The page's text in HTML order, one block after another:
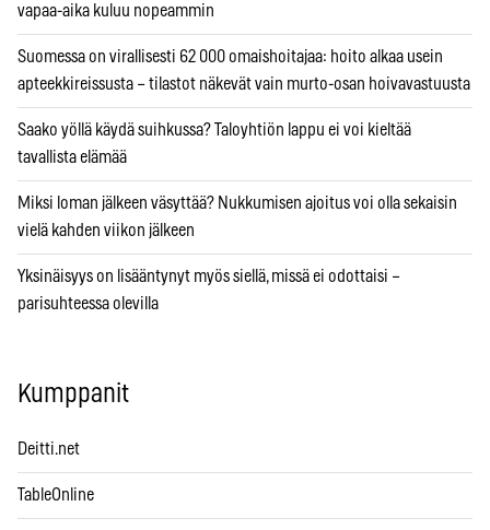
vapaa-aika kuluu nopeammin
Suomessa on virallisesti 62 000 omaishoitajaa: hoito alkaa usein
apteekkireissusta – tilastot näkevät vain murto-osan hoivavastuusta
Saako yöllä käydä suihkussa? Taloyhtiön lappu ei voi kieltää
tavallista elämää
Miksi loman jälkeen väsyttää? Nukkumisen ajoitus voi olla sekaisin
vielä kahden viikon jälkeen
Yksinäisyys on lisääntynyt myös siellä, missä ei odottaisi –
parisuhteessa olevilla
Kumppanit
Deitti.net
TableOnline